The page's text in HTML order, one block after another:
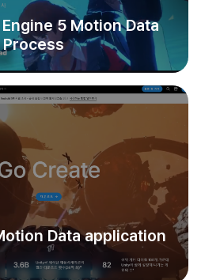
5 Motion Data
Data application